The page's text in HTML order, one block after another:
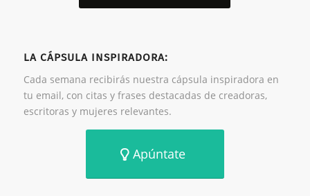
LA CÁPSULA INSPIRADORA:
Cada semana recibirás nuestra cápsula inspiradora en
tu email, con citas y frases destacadas de creadoras,
escritoras y mujeres relevantes.
Apúntate